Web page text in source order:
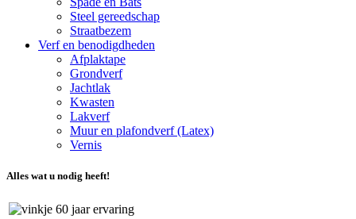
Steel gereedschap
Straatbezem
Verf en benodigdheden
Afplaktape
Grondverf
Jachtlak
Kwasten
Lakverf
Muur en plafondverf (Latex)
Vernis
Alles wat u nodig heeft!
60 jaar ervaring